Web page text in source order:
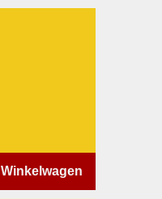
Winkelwagen